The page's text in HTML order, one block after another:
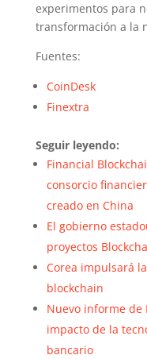
experimentos para
transformación a la
Fuentes:
CoinDesk
Finextra
Seguir leyendo:
Financial
consorcio
creado en China
El gobierno
proyectos
Corea impulsará
blockchain
Nuevo informe de
impacto de la
bancario